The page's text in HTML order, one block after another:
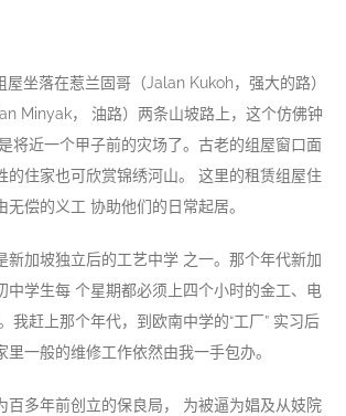
屋坐落在惹兰固哥（Jalan Kukoh，强大的路）
Minyak， 油路）两条山坡路上，这个仿佛钟
将近一个甲子前的灾场了。古老的组屋窗口面
的住家也可欣赏锦绣河山。 这里的租赁组屋住
无偿的义工 协助他们的日常起居。
新加坡独立后的工艺中学 之一。那个年代新加
中学生每 个星期都必须上四个小时的金工、电
我赶上那个年代，到欧南中学的“工厂” 实习后
里一般的维修工作依然由我一手包办。
百多年前创立的保良局， 为被逼为娼及从妓院